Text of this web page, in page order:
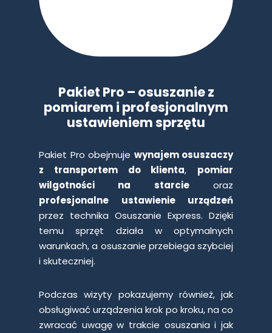
Pakiet Pro – osuszanie z
pomiarem i profesjonalnym
ustawieniem sprzętu
Pakiet Pro obejmuje wynajem osuszaczy
z transportem do klienta, pomiar
wilgotności na starcieoraz
profesjonalne ustawienie urządzeń
przez technika Osuszanie Express. Dzięki
temu sprzęt działa w optymalnych
warunkach, a osuszanie przebiega szybciej
i skuteczniej.
Podczas wizyty pokazujemy również, jak
obsługiwać urządzenia krok po kroku, na co
zwracać uwagę w trakcie osuszania i jak